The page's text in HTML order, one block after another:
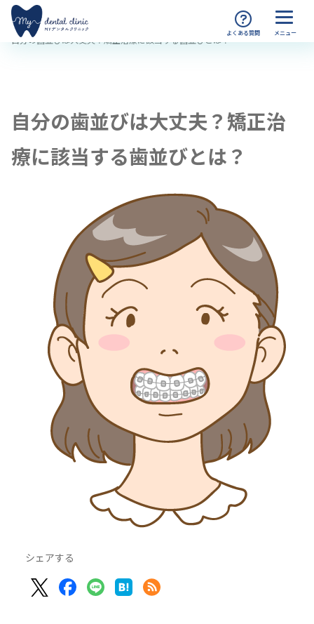
MYデンタルクリニック渋谷 TOP
自分の歯並びは大丈夫？矯正治療に該当する歯並びとは？
自分の歯並びは大丈夫？矯正治
療に該当する歯並びとは？
シェアする